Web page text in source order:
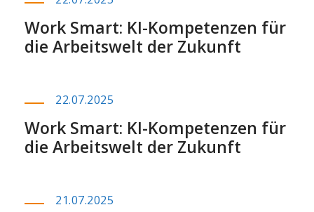
Work Smart: KI-Kompetenzen für
die Arbeitswelt der Zukunft
22.07.2025
Work Smart: KI-Kompetenzen für
die Arbeitswelt der Zukunft
21.07.2025